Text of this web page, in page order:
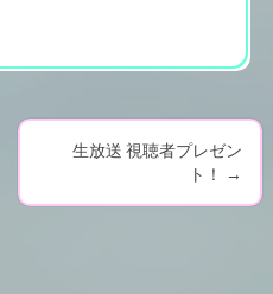
生放送 視聴者プレゼン
ト！
→